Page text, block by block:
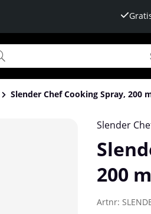
Slender Chef Cooking Spray, 200
Virgin Olive Oil Slender
200
Artnr: